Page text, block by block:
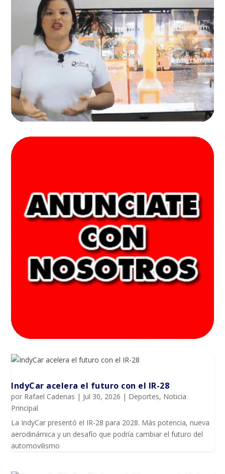
IndyCar acelera el futuro con el IR-28
por Rafael Cadenas | Jul 30, 2026 | Deportes, Noticia
Principal
La IndyCar presentó el IR-28 para 2028. Más potencia, nueva
aerodinámica y un desafío que podría cambiar el futuro del
automovilismo